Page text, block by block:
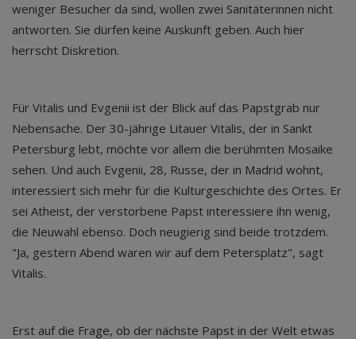
weniger Besucher da sind, wollen zwei Sanitäterinnen nicht
antworten. Sie dürfen keine Auskunft geben. Auch hier
herrscht Diskretion.
Für Vitalis und Evgenii ist der Blick auf das Papstgrab nur
Nebensache. Der 30-jährige Litauer Vitalis, der in Sankt
Petersburg lebt, möchte vor allem die berühmten Mosaike
sehen. Und auch Evgenii, 28, Russe, der in Madrid wohnt,
interessiert sich mehr für die Kulturgeschichte des Ortes. Er
sei Atheist, der verstorbene Papst interessiere ihn wenig,
die Neuwahl ebenso. Doch neugierig sind beide trotzdem.
"Ja, gestern Abend waren wir auf dem Petersplatz", sagt
Vitalis.
Erst auf die Frage, ob der nächste Papst in der Welt etwas